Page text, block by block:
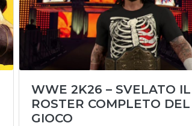
WWE 2K26 – SVELATO IL
ROSTER COMPLETO DEL
GIOCO